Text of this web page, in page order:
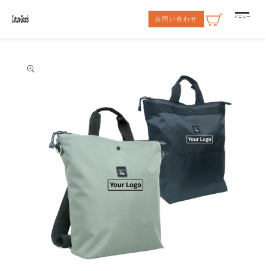
ンツに
進む
お問い合わせ メニュー
報にス
キップ